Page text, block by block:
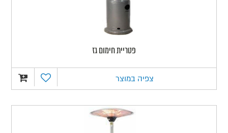
פטריית חימום גז
צפיה במוצר